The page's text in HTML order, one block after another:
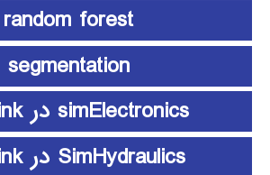
random forest
segmentation
simElectronics در Simulink
SimHydraulics در simulink